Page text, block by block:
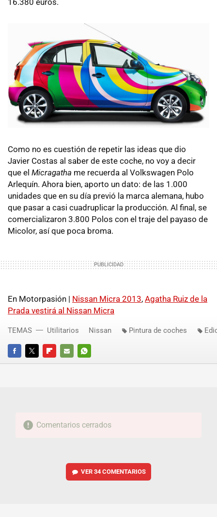
Como no es cuestión de repetir las ideas que dio
Javier Costas al saber de este coche, no voy a decir
que el Micragatha me recuerda al Volkswagen Polo
Arlequín. Ahora bien, aporto un dato: de las 1.000
unidades que en su día previó la marca alemana, hubo
que pasar a casi cuadruplicar la producción. Al final, se
comercializaron 3.800 Polos con el traje del payaso de
Micolor, así que poca broma.
En Motorpasión | Nissan Micra 2013, Agatha Ruiz de la
Prada vestirá al Nissan Micra
FACEBOOKTWITTERFLIPBOARD
E-
WHATSAPP
TEMAS Utilitarios Nissan Pintura de coches
Comentarios cerrados
VER 34 COMENTARIOS